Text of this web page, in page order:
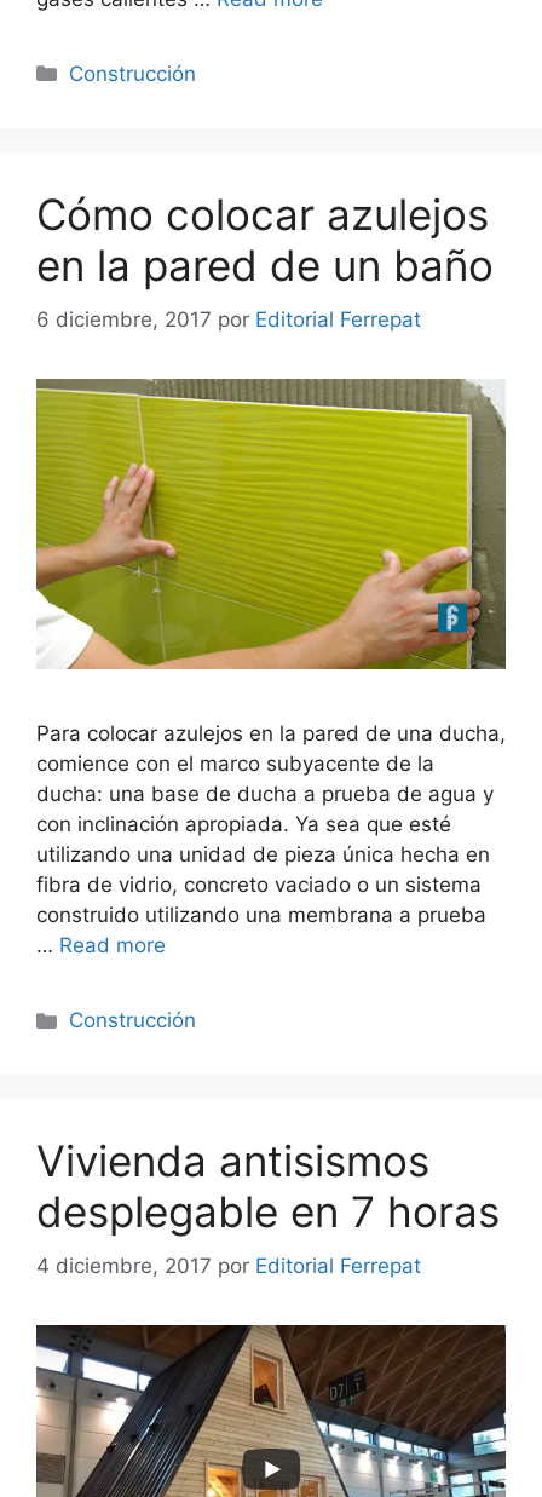
Categorías
Construcción
Cómo colocar azulejos
en la pared de un baño
6 diciembre, 2017 por Editorial Ferrepat
Para colocar azulejos en la pared de una ducha,
comience con el marco subyacente de la
ducha: una base de ducha a prueba de agua y
con inclinación apropiada. Ya sea que esté
utilizando una unidad de pieza única hecha en
fibra de vidrio, concreto vaciado o un sistema
construido utilizando una membrana a prueba
… Read more
Categorías
Construcción
Vivienda antisismos
desplegable en 7 horas
4 diciembre, 2017 por Editorial Ferrepat